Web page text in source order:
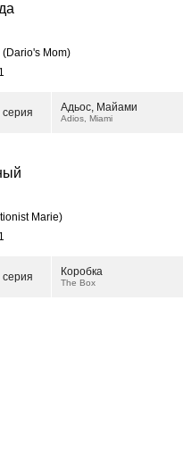
(Dario's Mom)
серия Адьос, Майами
Adios, Miami
Marie)
серия Коробка
The Box